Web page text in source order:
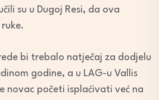
su u Dugoj Resi, da ova
bi trebalo natječaj za dodjelu
godine, a u LAG-u Vallis
novac početi isplaćivati već na